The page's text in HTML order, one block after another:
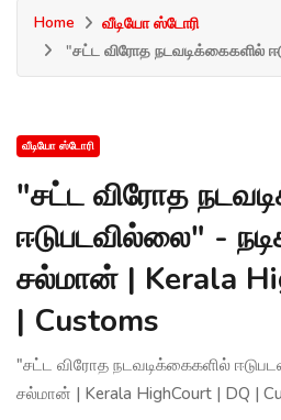
Home
வீடியோ ஸ்டோரி
"சட்ட விரோத நடவடிக்கைகளில்
வீடியோ ஸ்டோரி
"சட்ட விரோத
ஈடுபடவில்லை" -
சல்மான் | Kerala
| Customs
"சட்ட விரோத நடவடிக்கைகளில்
சல்மான் | Kerala HighCourt | DQ |